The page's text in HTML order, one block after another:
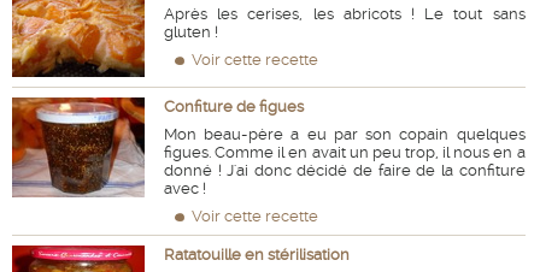
Après les cerises, les abricots ! Le tout sans
gluten !
Voir cette recette
Confiture de figues
Mon beau-père a eu par son copain quelques
figues. Comme il en avait un peu trop, il nous en a
donné ! J'ai donc décidé de faire de la confiture
avec !
Voir cette recette
Ratatouille en stérilisation